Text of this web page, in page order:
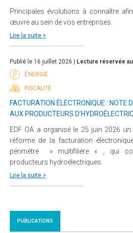
Principales évolutions à connaître
œuvre au sein de vos entreprises.
Lire la suite >
Publié le 16 juillet 2026 | Lecture réservée
ÉNERGIE
FISCALITÉ
FACTURATION ÉLECTRONIQUE : NOTE
AUX PRODUCTEURS
EDF OA a organisé le 25 juin 2026
réforme de la facturation
périmètre » multifilière « , qui
producteurs hydroélectriques.
Lire la suite >
PUBLICATIONS